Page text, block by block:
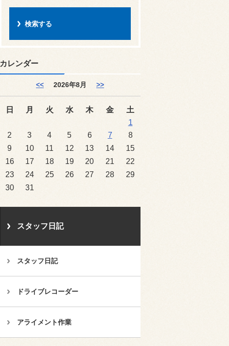
カレンダー
<< 2026年8月 >>
日 月 火 水 木 金
土
1
2
3 4 5 6 7
8
9
10 11 12 13 14
15
16
17 18 19 20 21
22
23
24 25 26 27 28
29
30
31
スタッフ日記
スタッフ日記
ドライブレコーダー
アライメント作業